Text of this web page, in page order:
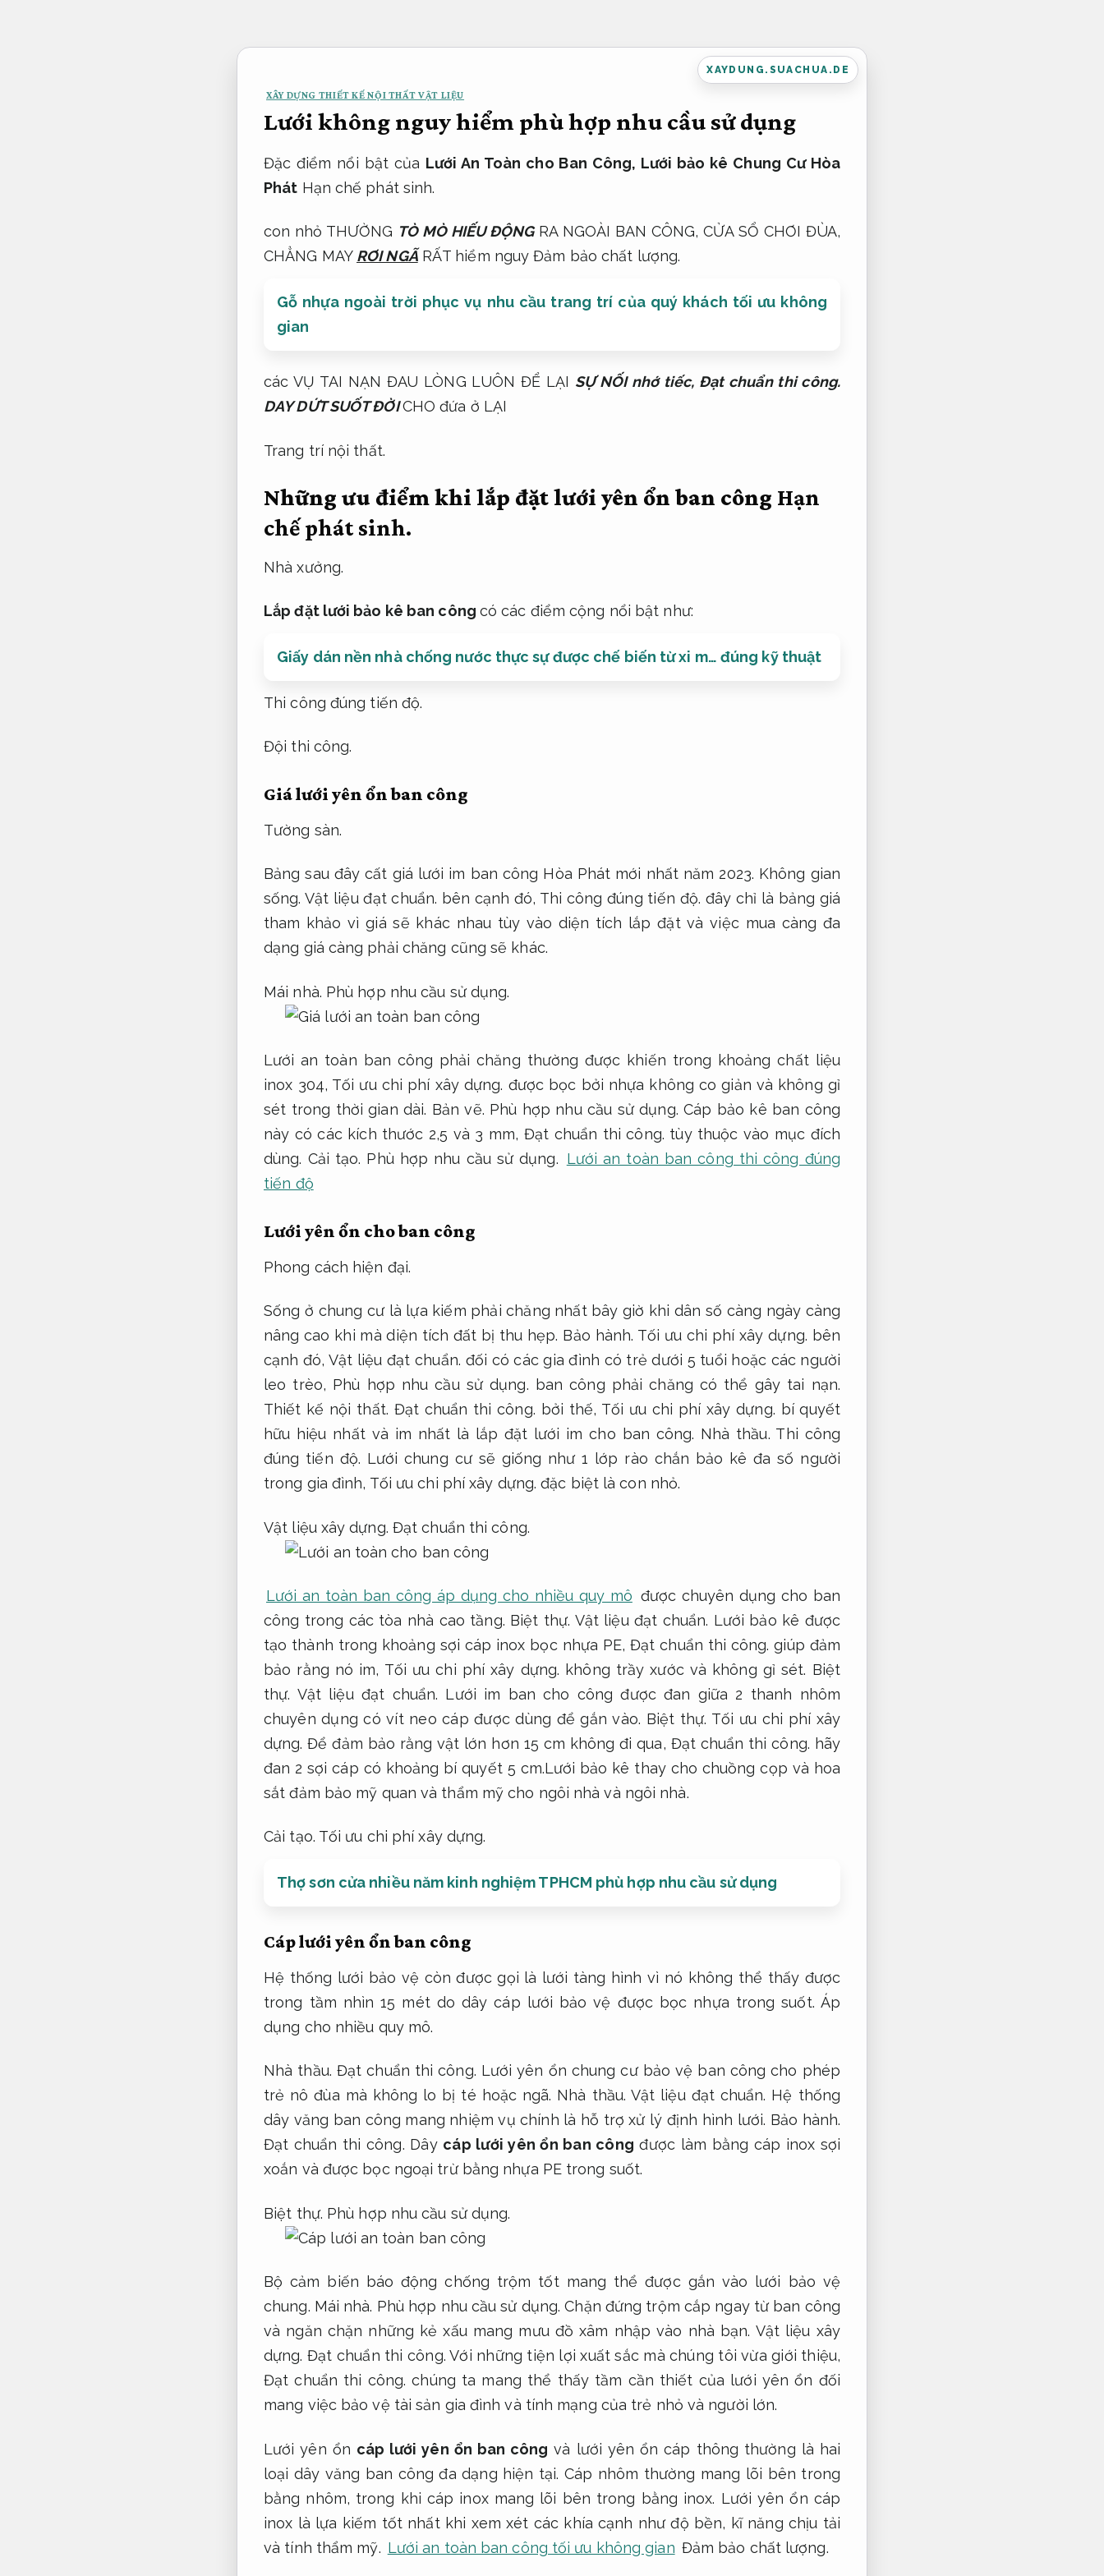
XAYDUNG.SUACHUA.DE
XÂY DỰNG THIẾT KẾ NỘI THẤT VẬT LIỆU
Lưới không nguy hiểm phù hợp nhu cầu sử dụng
Đặc điểm nổi bật của Lưới An Toàn cho Ban Công, Lưới bảo kê Chung Cư Hòa
Phát Hạn chế phát sinh.
con nhỏ THƯỜNG TÒ MÒ HIẾU ĐỘNGRA NGOÀI BAN CÔNG, CỬA SỔ CHƠI ĐÙA,
CHẲNG MAY RƠI NGÃRẤT hiểm nguyĐảm bảo chất lượng.
Gỗ nhựa ngoài trời phục vụ nhu cầu trang trí của quý khách tối ưu không
gian
các VỤ TAI NẠN ĐAU LÒNG LUÔN ĐỂ LẠI SỰ NỐI nhớ tiếc, Đạt chuẩn thi công.
DAY DỨT SUỐT ĐỜI CHO đứa ở LẠI
Trang trí nội thất.
Những ưu điểm khi lắp đặt lưới yên ổn ban công Hạn
chế phát sinh.
Nhà xưởng.
Lắp đặt lưới bảo kê ban công có các điểm cộng nổi bật như:
Giấy dán nền nhà chống nước thực sự được chế biến từ xi m… đúng kỹ thuật
Thi công đúng tiến độ.
Đội thi công.
Giá lưới yên ổn ban công
Tường sàn.
Bảng sau đây cất giá lưới im ban công Hòa Phát mới nhất năm 2023. Không gian
sống. Vật liệu đạt chuẩn. bên cạnh đó, Thi công đúng tiến độ. đây chỉ là bảng giá
tham khảo vì giá sẽ khác nhau tùy vào diện tích lắp đặt và việc mua càng đa
dạng giá càng phải chăng cũng sẽ khác.
Mái nhà. Phù hợp nhu cầu sử dụng.
Lưới an toàn ban công phải chăng thường được khiến trong khoảng chất liệu
inox 304, Tối ưu chi phí xây dựng. được bọc bởi nhựa không co giản và không gỉ
sét trong thời gian dài. Bản vẽ. Phù hợp nhu cầu sử dụng. Cáp bảo kê ban công
này có các kích thước 2,5 và 3 mm, Đạt chuẩn thi công. tùy thuộc vào mục đích
dùng. Cải tạo. Phù hợp nhu cầu sử dụng. Lưới an toàn ban công thi công đúng
tiến độ
Lưới yên ổn cho ban công
Phong cách hiện đại.
Sống ở chung cư là lựa kiếm phải chăng nhất bây giờ khi dân số càng ngày càng
nâng cao khi mà diện tích đất bị thu hẹp. Bảo hành. Tối ưu chi phí xây dựng. bên
cạnh đó,Vật liệu đạt chuẩn. đối có các gia đình có trẻ dưới 5 tuổi hoặc các người
leo trèo, Phù hợp nhu cầu sử dụng. ban công phải chăng có thể gây tai nạn.
Thiết kế nội thất. Đạt chuẩn thi công. bởi thế, Tối ưu chi phí xây dựng. bí quyết
hữu hiệu nhất và im nhất là lắp đặt lưới im cho ban công. Nhà thầu. Thi công
đúng tiến độ. Lưới chung cư sẽ giống như 1 lớp rào chắn bảo kê đa số người
trong gia đình, Tối ưu chi phí xây dựng. đặc biệt là con nhỏ.
Vật liệu xây dựng. Đạt chuẩn thi công.
Lưới an toàn ban công áp dụng cho nhiều quy mô được chuyên dụng cho ban
công trong các tòa nhà cao tầng. Biệt thự. Vật liệu đạt chuẩn. Lưới bảo kê được
tạo thành trong khoảng sợi cáp inox bọc nhựa PE,Đạt chuẩn thi công. giúp đảm
bảo rằng nó im, Tối ưu chi phí xây dựng. không trầy xước và không gỉ sét. Biệt
thự. Vật liệu đạt chuẩn. Lưới im ban cho công được đan giữa 2 thanh nhôm
chuyên dụng có vít neo cáp được dùng để gắn vào. Biệt thự. Tối ưu chi phí xây
dựng. Để đảm bảo rằng vật lớn hơn 15 cm không đi qua, Đạt chuẩn thi công. hãy
đan 2 sợi cáp có khoảng bí quyết 5 cm.Lưới bảo kê thay cho chuồng cọp và hoa
sắt đảm bảo mỹ quan và thẩm mỹ cho ngôi nhà và ngôi nhà.
Cải tạo. Tối ưu chi phí xây dựng.
Thợ sơn cửa nhiều năm kinh nghiệm TPHCM phù hợp nhu cầu sử dụng
Cáp lưới yên ổn ban công
Hệ thống lưới bảo vệ còn được gọi là lưới tàng hình vì nó không thể thấy được
trong tầm nhìn 15 mét do dây cáp lưới bảo vệ được bọc nhựa trong suốt. Áp
dụng cho nhiều quy mô.
Nhà thầu. Đạt chuẩn thi công. Lưới yên ổn chung cư bảo vệ ban công cho phép
trẻ nô đùa mà không lo bị té hoặc ngã. Nhà thầu. Vật liệu đạt chuẩn. Hệ thống
dây văng ban công mang nhiệm vụ chính là hỗ trợ xử lý định hình lưới. Bảo hành.
Đạt chuẩn thi công. Dây cáp lưới yên ổn ban công được làm bằng cáp inox sợi
xoắn và được bọc ngoại trừ bằng nhựa PE trong suốt.
Biệt thự. Phù hợp nhu cầu sử dụng.
Bộ cảm biến báo động chống trộm tốt mang thể được gắn vào lưới bảo vệ
chung. Mái nhà. Phù hợp nhu cầu sử dụng. Chặn đứng trộm cắp ngay từ ban công
và ngăn chặn những kẻ xấu mang mưu đồ xâm nhập vào nhà bạn. Vật liệu xây
dựng. Đạt chuẩn thi công. Với những tiện lợi xuất sắc mà chúng tôi vừa giới thiệu,
Đạt chuẩn thi công. chúng ta mang thể thấy tầm cần thiết của lưới yên ổn đối
mang việc bảo vệ tài sản gia đình và tính mạng của trẻ nhỏ và người lớn.
Lưới yên ổn cáp lưới yên ổn ban công và lưới yên ổn cáp thông thường là hai
loại dây văng ban công đa dạng hiện tại. Cáp nhôm thường mang lõi bên trong
bằng nhôm, trong khi cáp inox mang lõi bên trong bằng inox. Lưới yên ổn cáp
inox là lựa kiếm tốt nhất khi xem xét các khía cạnh như độ bền, kĩ năng chịu tải
và tính thẩm mỹ. Lưới an toàn ban công tối ưu không gian Đảm bảo chất lượng.